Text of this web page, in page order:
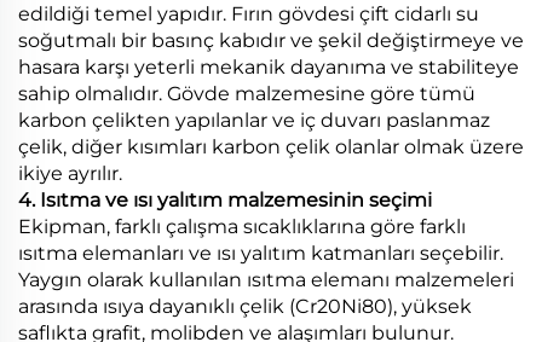
edildiği temel yapıdır. Fırın gövdesi çift cidarlı su
soğutmalı bir basınç kabıdır ve şekil değiştirmeye ve
hasara karşı yeterli mekanik dayanıma ve stabiliteye
sahip olmalıdır. Gövde malzemesine göre tümü
karbon çelikten yapılanlar ve iç duvarı paslanmaz
çelik, diğer kısımları karbon çelik olanlar olmak üzere
ikiye ayrılır.
4. Isıtma ve ısı yalıtım malzemesinin seçimi
Ekipman, farklı çalışma sıcaklıklarına göre farklı
ısıtma elemanları ve ısı yalıtım katmanları seçebilir.
Yaygın olarak kullanılan ısıtma elemanı malzemeleri
arasında ısıya dayanıklı çelik (Cr20Ni80), yüksek
saflıkta grafit, molibden ve alaşımları bulunur.